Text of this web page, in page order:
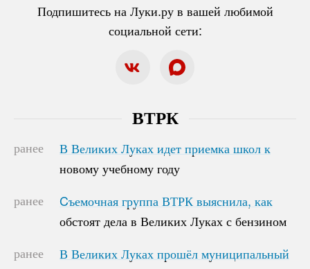
Подпишитесь на Луки.ру в вашей любимой
социальной сети:
ВТРК
ранее
В Великих Луках идет приемка школ к
новому учебному году
В Великих Луках идет приемка школ к
новому учебному году
ранее
Cъемочная группа ВТРК выяснила, как
обстоят дела в Великих Луках с бензином
Cъемочная группа ВТРК выяснила, как
обстоят дела в Великих Луках с бензином
ранее
В Великих Луках прошёл муниципальный
В Великих Луках прошёл муниципальный